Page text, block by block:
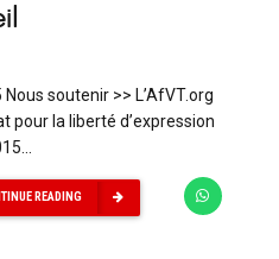
soutenir >> L’AfVT.org
pour la liberté d’expression
READING